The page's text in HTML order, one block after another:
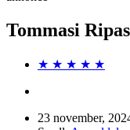
Tommasi
★ ★ ★ ★ ★
23 november,